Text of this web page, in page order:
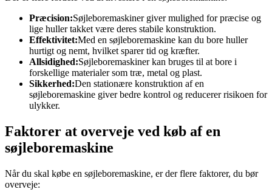
Præcision:Søjleboremaskiner giver mulighed for præcise og
lige huller takket være deres stabile konstruktion.
Effektivitet:Med en søjleboremaskine kan du bore huller
hurtigt og nemt, hvilket sparer tid og kræfter.
Allsidighed:Søjleboremaskiner kan bruges til at bore i
forskellige materialer som træ, metal og plast.
Sikkerhed:Den stationære konstruktion af en
søjleboremaskine giver bedre kontrol og reducerer risikoen for
ulykker.
Faktorer at overveje ved køb af en
søjleboremaskine
Når du skal købe en søjleboremaskine, er der flere faktorer, du bør
overveje: